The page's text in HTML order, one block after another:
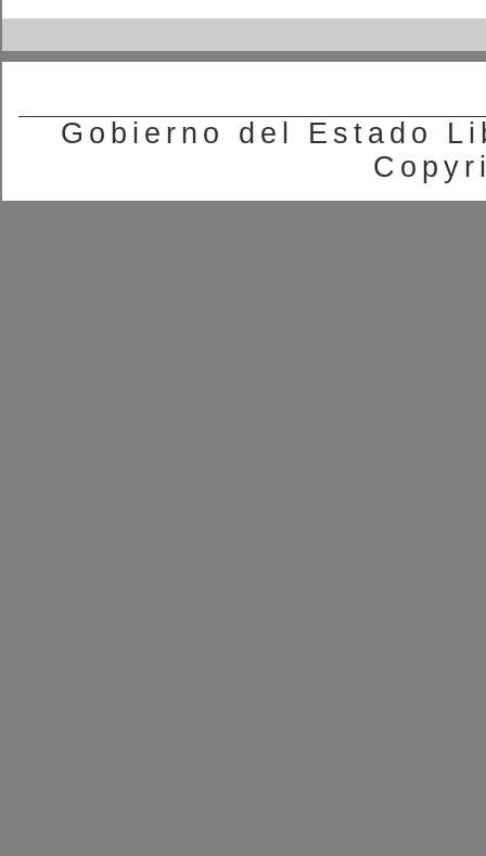
Gobierno del Estado